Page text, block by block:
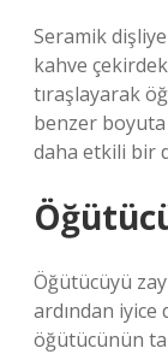
Seramik
kahve
tıraşlayarak
benzer
daha etkili bir
Öğütücüyü
ardından iyice
öğütücünün